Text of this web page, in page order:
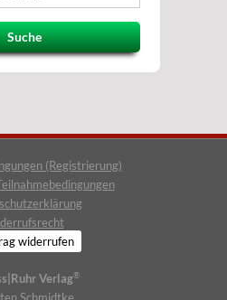
Suche
(Registrierung)
widerrufen
Verlag®
Schmidtke